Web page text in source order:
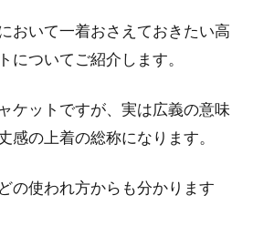
カジはデニムをいかに上手にコ
若男女を問わず、アメカジは人気の高いコー
です。アメカジの基本アイテムはデニムで
おいて一着おさえておきたい高
についてご紹介します。
ケットですが、実は広義の意味
感の上着の総称になります。
の使われ方からも分かります